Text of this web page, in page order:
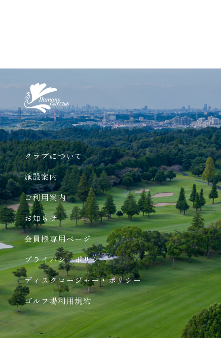
クラブについて
施設案内
ご利用案内
お知らせ
会員様専用ページ
プライバシーポリシー
ディスクロージャー・ポリシー
ゴルフ場利用規約